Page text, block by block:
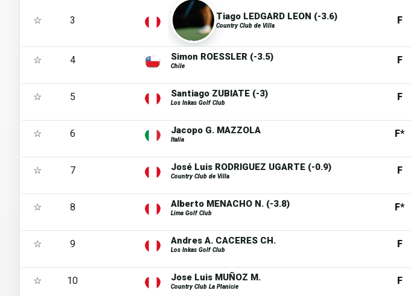
☆ 3 Tiago LEDGARD LEON (-3.6)
Country Club de Villa F
☆ 4 Simon ROESSLER (-3.5)
Chile
F
☆ 5 Santiago ZUBIATE (-3)
Los Inkas Golf Club
F
☆ 6 Jacopo G. MAZZOLA
Italia
F*
☆ 7 José Luis RODRIGUEZ UGARTE (-0.9)
Country Club de Villa
F
☆ 8 Alberto MENACHO N. (-3.8)
Lima Golf Club
F*
☆ 9 Andres A. CACERES CH.
Los Inkas Golf Club
F
☆ 10 Jose Luis MUÑOZ M.
Country Club La Planicie
F